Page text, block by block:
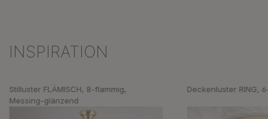
Produktgalerie überspringen
INSPIRATION
Stilluster FLÄMISCH, 8-flammig,
Messing-glänzend
Deckenluster RING,